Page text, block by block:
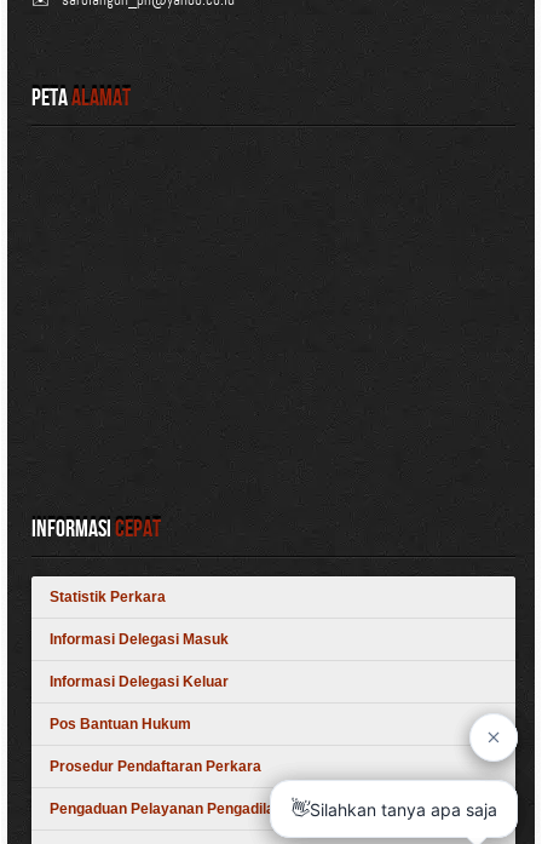
PetaAlamat
InformasiCepat
Statistik Perkara
Informasi Delegasi Masuk
Informasi Delegasi Keluar
Pos Bantuan Hukum
Prosedur Pendaftaran Perkara
Pengaduan Pelayanan Pengadilan